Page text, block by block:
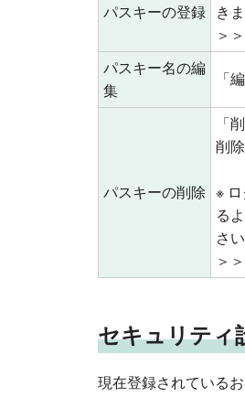
パスキーの登録
きま
＞＞
パスキー名の編
集
「
パスキーの削除
「
削
※
る
さい
＞＞
セキュリティ
現在登録されている